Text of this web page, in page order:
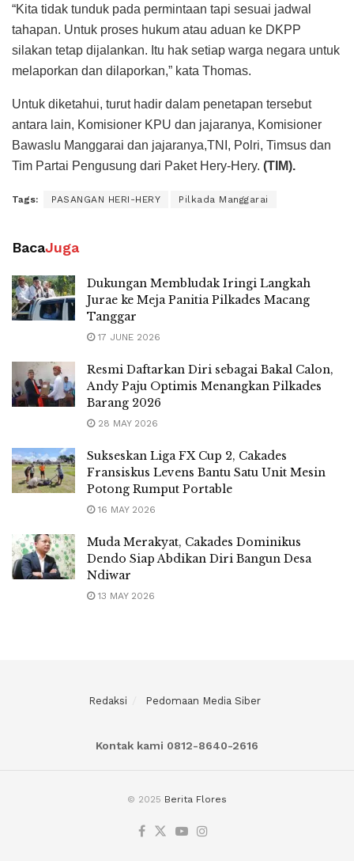
“Kita tidak tunduk pada permintaan tapi sesuai jadwal
tahapan. Untuk proses hukum atau aduan ke DKPP
silakan tetap dijalankan. Itu hak setiap warga negara untuk
melaporkan dan dilaporkan,” kata Thomas.
Untuk diketahui, turut hadir dalam penetapan tersebut
antara lain, Komisioner KPU dan jajaranya, Komisioner
Bawaslu Manggarai dan jajaranya,TNI, Polri, Timsus dan
Tim Partai Pengusung dari Paket Hery-Hery. (TIM).
Tags: PASANGAN HERI-HERY Pilkada Manggarai
BacaJuga
Dukungan Membludak Iringi Langkah
Jurae ke Meja Panitia Pilkades Macang
Tanggar
17 JUNE 2026
Resmi Daftarkan Diri sebagai Bakal Calon,
Andy Paju Optimis Menangkan Pilkades
Barang 2026
28 MAY 2026
Sukseskan Liga FX Cup 2, Cakades
Fransiskus Levens Bantu Satu Unit Mesin
Potong Rumput Portable
16 MAY 2026
Muda Merakyat, Cakades Dominikus
Dendo Siap Abdikan Diri Bangun Desa
Ndiwar
13 MAY 2026
Redaksi Pedomaan Media Siber
Kontak kami 0812-8640-2616
© 2025 Berita Flores